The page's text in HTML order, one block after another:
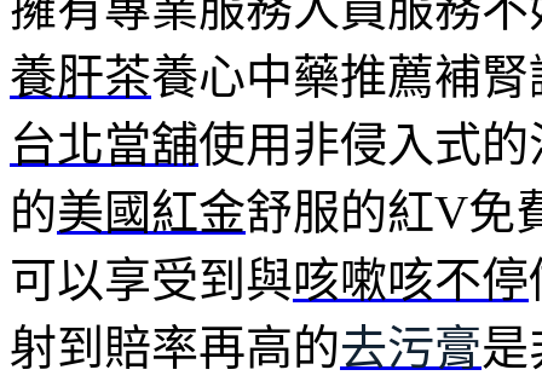
養肝茶養心中藥推薦補
台北當舖使用非侵入式
的美國紅金舒服的紅V免
可以享受到與咳嗽咳不停
射到賠率再高的去污膏是